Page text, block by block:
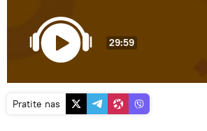
29:59
Pratite nas